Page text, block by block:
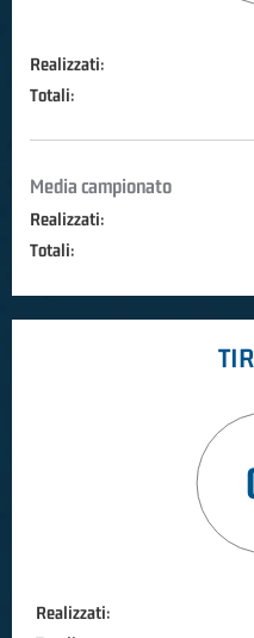
Realizzati:
Totali:
Media campionato
Realizzati:
Totali:
Realizzati: